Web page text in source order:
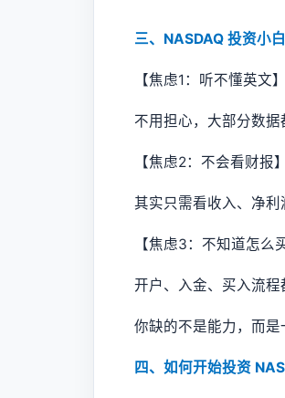
三、NASDAQ 投资小
【焦虑1：听不懂英文】
不用担心，大部分数据
【焦虑2：不会看财报】
其实只需看收入、净利
【焦虑3：不知道怎么
开户、入金、买入流程
你缺的不是能力，而是
四、如何开始投资